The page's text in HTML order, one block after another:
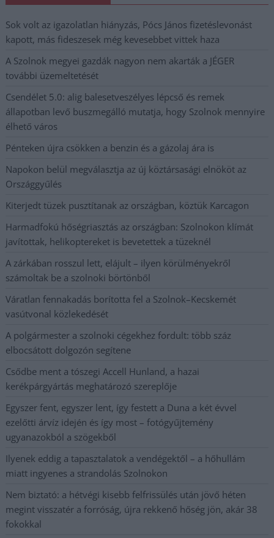
Sok volt az igazolatlan hiányzás, Pócs János fizetéslevonást
kapott, más fideszesek még kevesebbet vittek haza
A Szolnok megyei gazdák nagyon nem akarták a JÉGER
további üzemeltetését
Csendélet 5.0: alig balesetveszélyes lépcső és remek
állapotban levő buszmegálló mutatja, hogy Szolnok mennyire
élhető város
Pénteken újra csökken a benzin és a gázolaj ára is
Napokon belül megválasztja az új köztársasági elnököt az
Országgyűlés
Kiterjedt tüzek pusztítanak az országban, köztük Karcagon
Harmadfokú hőségriasztás az országban: Szolnokon klímát
javítottak, helikoptereket is bevetettek a tüzeknél
A zárkában rosszul lett, elájult – ilyen körülményekről
számoltak be a szolnoki börtönből
Váratlan fennakadás borította fel a Szolnok–Kecskemét
vasútvonal közlekedését
A polgármester a szolnoki cégekhez fordult: több száz
elbocsátott dolgozón segítene
Csődbe ment a tószegi Accell Hunland, a hazai
kerékpárgyártás meghatározó szereplője
Egyszer fent, egyszer lent, így festett a Duna a két évvel
ezelőtti árvíz idején és így most – fotógyűjtemény
ugyanazokból a szögekből
Ilyenek eddig a tapasztalatok a vendégektől – a hőhullám
miatt ingyenes a strandolás Szolnokon
Nem biztató: a hétvégi kisebb felfrissülés után jövő héten
megint visszatér a forróság, újra rekkenő hőség jön, akár 38
fokokkal